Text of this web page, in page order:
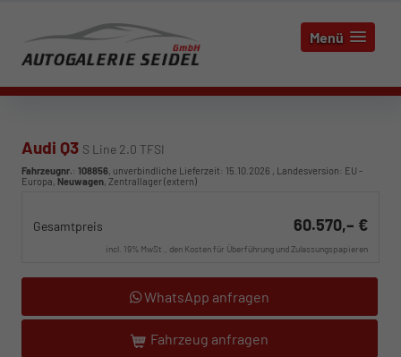
Menü
Audi Q3 S Line 2.0 TFSI
Fahrzeugnr.: 108856, unverbindliche Lieferzeit: 15.10.2026 , Landesversion: EU -
Europa, Neuwagen, Zentrallager (extern)
Gesamtpreis 60.570,– €
incl. 19% MwSt., den Kosten für Überführung und Zulassungspapieren
WhatsApp anfragen
Fahrzeug anfragen